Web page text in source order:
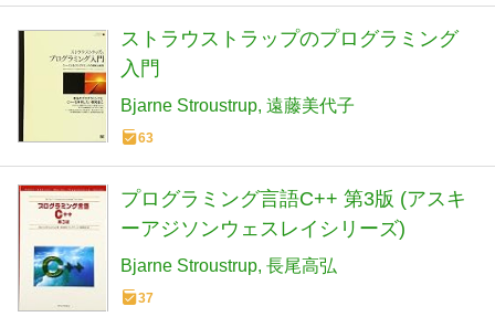
ストラウストラップのプログラミング
入門
Bjarne Stroustrup 遠藤美代子
63
プログラミング言語C++ 第3版 (アスキ
ーアジソンウェスレイシリーズ)
Bjarne Stroustrup 長尾高弘
37